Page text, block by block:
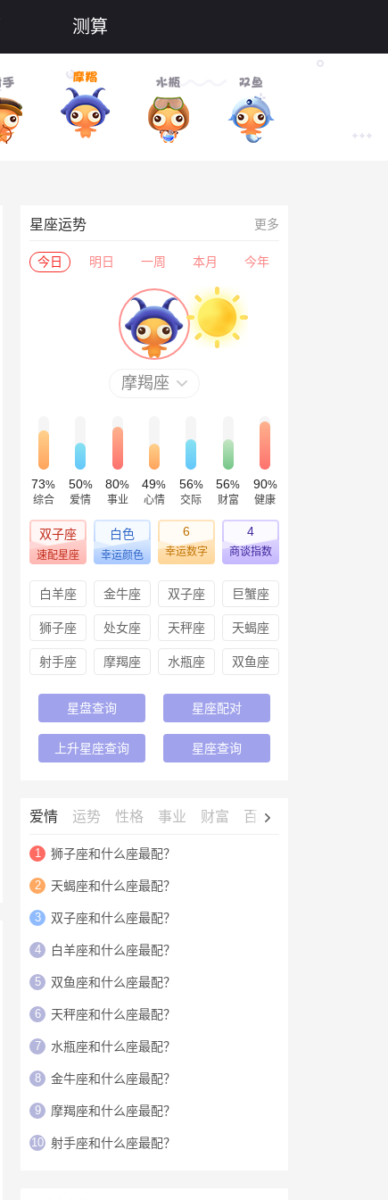
测算
星座运势 更多
今日 明日 一周 本月 今年
摩羯座
73%
综合
50%
爱情
80%
事业
49%
心情
56%
交际
56%
财富
90%
健康
双子座
速配星座
白色
幸运颜色
6
幸运数字
4
商谈指数
白羊座 金牛座 双子座 巨蟹座
狮子座 处女座 天秤座 天蝎座
射手座 摩羯座 水瓶座 双鱼座
星盘查询 星座配对
上升星座查询 星座查询
爱情 运势 性格 事业 财富 百科
1 狮子座和什么座最配？
2 天蝎座和什么座最配？
3 双子座和什么座最配？
4 白羊座和什么座最配？
5 双鱼座和什么座最配？
6 天秤座和什么座最配？
7 水瓶座和什么座最配？
8 金牛座和什么座最配？
9 摩羯座和什么座最配？
10 射手座和什么座最配？